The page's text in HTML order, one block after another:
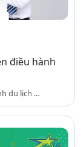
điều hành
du lịch ...